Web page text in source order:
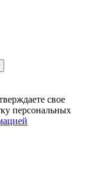
свое
персональных